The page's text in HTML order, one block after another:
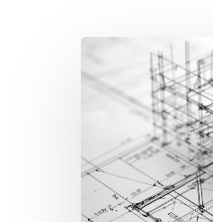
L’étude
de
structure:
l’ossature
projet
solide